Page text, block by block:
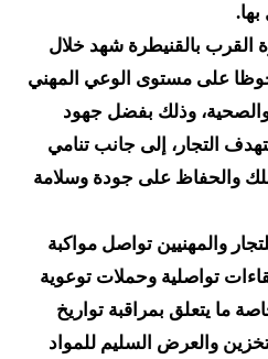
القرب بالقنيطرة شهد خلال
على مستوى الوعي المهني
والصحية، وذلك بفضل جهود
التجار، إلى جانب تنامي
والحفاظ على جودة وسلامة
والمهنيين تواصل مواكبة
تواصلية وحملات توعوية
ما يتعلق بمراقبة تواريخ
والعرض السليم للمواد